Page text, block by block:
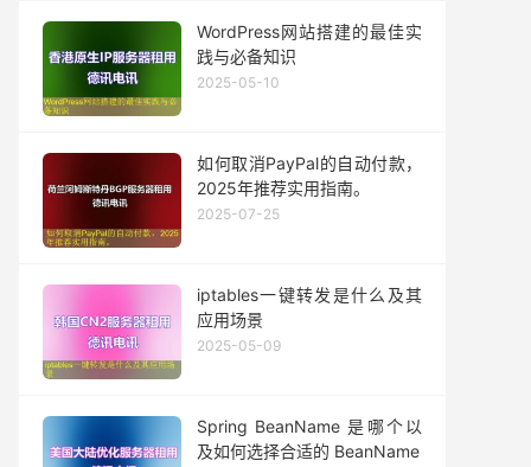
WordPress网站搭建的最佳实
践与必备知识
2025-05-10
如何取消PayPal的自动付款，
2025年推荐实用指南。
2025-07-25
iptables一键转发是什么及其
应用场景
2025-05-09
Spring BeanName 是哪个以
及如何选择合适的 BeanName